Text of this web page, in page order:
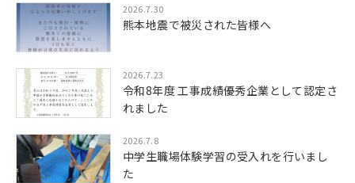
2026.7.30
熊本地震で被災された皆様へ
2026.7.23
令和8年度 工事成績優秀企業として認定さ
れました
2026.7.8
中学生職場体験学習の受入れを行いまし
た